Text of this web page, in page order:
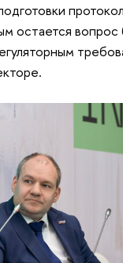
остается вопрос